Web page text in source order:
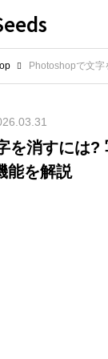
Photoshopで文字を消すには? 写
を消すには?
能を解説